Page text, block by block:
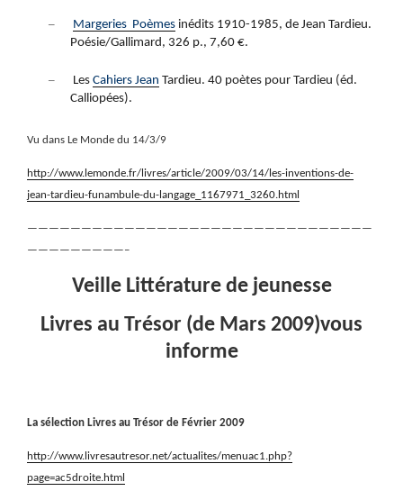
– Margeries Poèmes inédits 1910-1985, de Jean Tardieu.
Poésie/Gallimard, 326 p., 7,60 €.
– Les Cahiers Jean Tardieu. 40 poètes pour Tardieu (éd.
Calliopées).
Vu dans Le Monde du 14/3/9
http://www.lemonde.fr/livres/article/2009/03/14/les-inventions-de-
jean-tardieu-funambule-du-langage_1167971_3260.html
————————————————————————————————
—————————–
Veille Littérature de jeunesse
Livres au Trésor (de Mars 2009)vous
informe
La sélection Livres au Trésor de Février 2009
http://www.livresautresor.net/actualites/menuac1.php?
page=ac5droite.html